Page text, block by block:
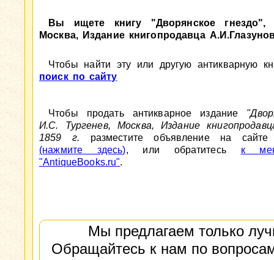
Вы ищете книгу "Дворянское гнездо",
Москва, Издание книгопродавца
Чтобы найти эту или другую антикварную
поиск по сайту
Чтобы продать антикварное издание
И.С. Тургенев, Москва, Издание
1859 г. разместите объявление на сайте
(нажмите здесь), или обратитесь к
"AntiqueBooks.ru".
Мы предлагаем только
Обращайтесь к нам по